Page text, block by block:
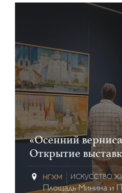
«Осенний
Открытие
ИСКУССТВО
Площадь Минина и